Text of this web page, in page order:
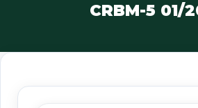
CRBM-5 01/